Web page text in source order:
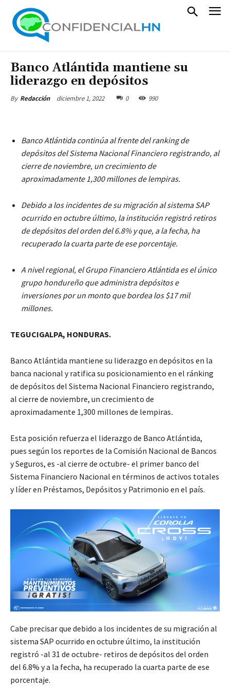
Banco Atlántida mantiene su
liderazgo en depósitos
By Redacción diciembre 1, 2022 0 990
Banco Atlántida continúa al frente del ranking de
depósitos del Sistema Nacional Financiero registrando, al
cierre de noviembre, un crecimiento de
aproximadamente 1,300 millones de lempiras.
Debido a los incidentes de su migración al sistema SAP
ocurrido en octubre último, la institución registró retiros
de depósitos del orden del 6.8% y que, a la fecha, ha
recuperado la cuarta parte de ese porcentaje.
A nivel regional, el Grupo Financiero Atlántida es el único
grupo hondureño que administra depósitos e
inversiones por un monto que bordea los $17 mil
millones.
TEGUCIGALPA, HONDURAS.
Banco Atlántida mantiene su liderazgo en depósitos en la
banca nacional y ratifica su posicionamiento en el ránking
de depósitos del Sistema Nacional Financiero registrando,
al cierre de noviembre, un crecimiento de
aproximadamente 1,300 millones de lempiras.
Esta posición refuerza el liderazgo de Banco Atlántida,
pues según los reportes de la Comisión Nacional de Bancos
y Seguros, es -al cierre de octubre- el primer banco del
Sistema Financiero Nacional en términos de activos totales
y líder en Préstamos, Depósitos y Patrimonio en el país.
Cabe precisar que debido a los incidentes de su migración al
sistema SAP ocurrido en octubre último, la institución
registró -al 31 de octubre- retiros de depósitos del orden
del 6.8% y a la fecha, ha recuperado la cuarta parte de ese
porcentaje.